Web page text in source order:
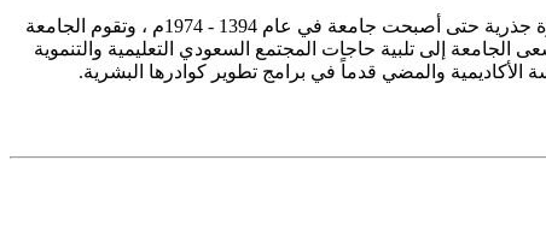
تأسست جامعة الإمام محمد بن سعود الإسلامية ممثلة في كلية الشريعة في سنة 1373هـ 1953م، وتطورت منذ ذلك الحين بصورة جذرية حتى أصبحت جامعة في عام 1394 - 1974م ، وتقوم الجامعة
الجامعة إلى تلبية حاجات المجتمع السعودي التعليمية والتنموية
الأكاديمية والمضي قدماً في برامج تطوير كوادرها البشرية.